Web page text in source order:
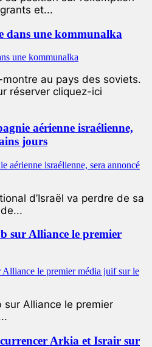
et...
dans une kommunalka
au pays des soviets.
réserver cliquez-ici
aérienne israélienne,
jours
d’Israël va perdre de sa
sur Alliance le premier
sur Alliance le premier
Arkia et Israir sur